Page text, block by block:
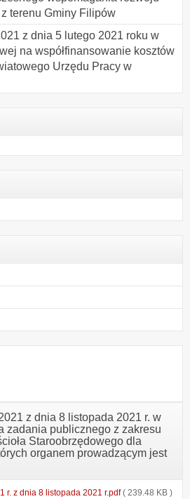
terenu Gminy Filipów
z dnia 5 lutego 2021 roku w
na współfinansowanie kosztów
Urzędu Pracy w
z dnia 8 listopada 2021 r. w
zadania publicznego z zakresu
Staroobrzędowego dla
organem prowadzącym jest
r. z dnia 8 listopada 2021 r.pdf ( 239.48 KB )